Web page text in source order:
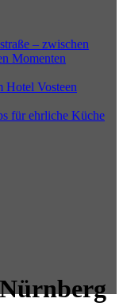
– zwischen
Momenten
Hotel Vosteen
für ehrliche Küche